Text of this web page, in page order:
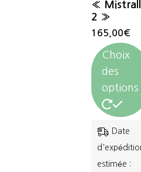
« Mistrall
2 »
165,00€
Choix
des
options
Ce
produit
Date
estimée :